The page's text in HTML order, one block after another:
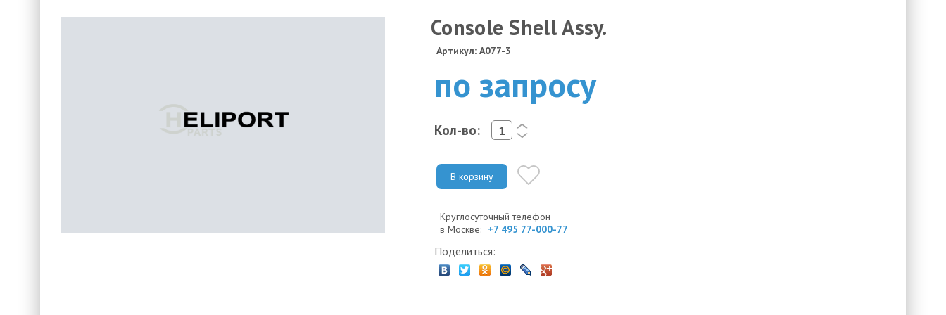
Console Shell Assy.
Артикул: A077-3
по запросу
Кол-во:
<
>
В корзину
Круглосуточный телефон
в Москве: +7 495 77-000-77
Поделиться: